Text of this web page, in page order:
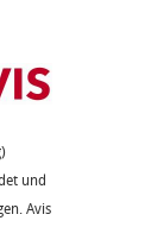
und
Avis